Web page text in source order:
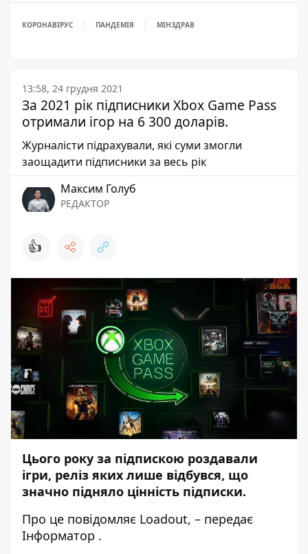
КОРОНАВІРУС ПАНДЕМІЯ МІНЗДРАВ
13:58, 24 грудня 2021
За 2021 рік підписники Xbox Game Pass
отримали ігор на 6 300 доларів.
Журналісти підрахували, які суми змогли
заощадити підписники за весь рік
Максим Голуб
РЕДАКТОР
👍
Цього року за підпискою роздавали
ігри, реліз яких лише відбувся, що
значно підняло цінність підписки.
Про це повідомляє Loadout, – передає
Інформатор .